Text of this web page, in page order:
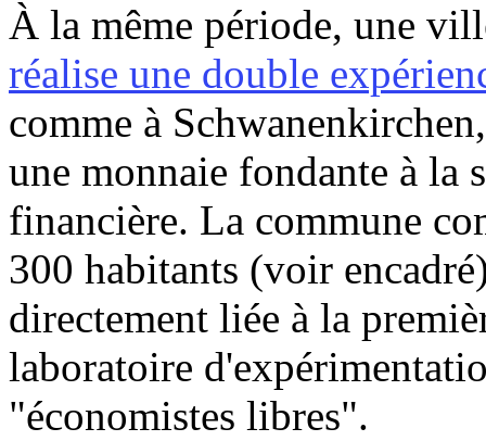
À la même période, une
réalise une double
comme à
une monnaie fondante à la
financière. La commune
300 habitants (voir
directement liée à la
laboratoire
"économistes libres".